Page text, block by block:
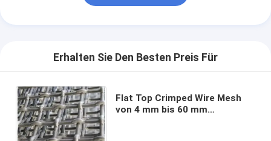
Erhalten Sie Den Besten Preis Für
Flat Top Crimped Wire Mesh
von 4 mm bis 60 mm